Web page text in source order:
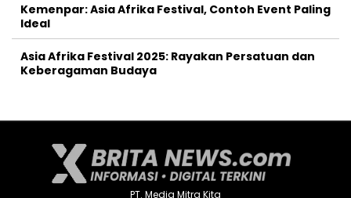
Kemenpar: Asia Afrika Festival, Contoh Event Paling
Ideal
Asia Afrika Festival 2025: Rayakan Persatuan dan
Keberagaman Budaya
PT. Media Mitra Kita